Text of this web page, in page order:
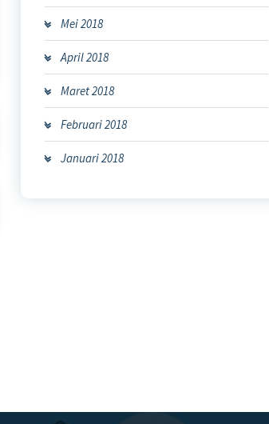
Mei 2018
April 2018
Maret 2018
Februari 2018
Januari 2018